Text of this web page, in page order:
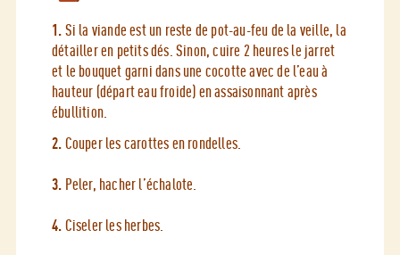
1.Si la viande est un reste de pot-au-feu de la veille, la
détailler en petits dés. Sinon, cuire 2 heures le jarret
et le bouquet garni dans une cocotte avec de l’eau à
hauteur (départ eau froide) en assaisonnant après
ébullition.
2.Couper les carottes en rondelles.
3. Peler, hacher l’échalote.
4.Ciseler les herbes.